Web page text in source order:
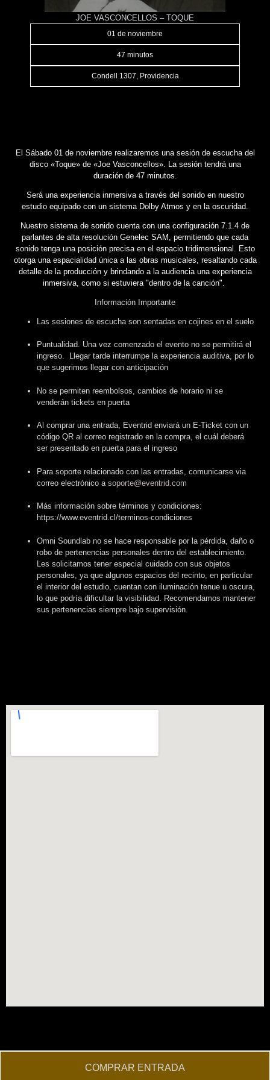
JOE VASCONCELLOS – TOQUE
01 de noviembre
47 minutos
Condell 1307, Providencia
El Sábado 01 de noviembre realizaremos una sesión de escucha del
disco «Toque» de «Joe Vasconcellos». La sesión tendrá una
duración de 47 minutos.
Será una experiencia inmersiva a través del sonido en nuestro
estudio equipado con un sistema Dolby Atmos y en la oscuridad.
Nuestro sistema de sonido cuenta con una configuración 7.1.4 de
parlantes de alta resolución Genelec SAM, permitiendo que cada
sonido tenga una posición precisa en el espacio tridimensional. Esto
otorga una espacialidad única a las obras musicales, resaltando cada
detalle de la producción y brindando a la audiencia una experiencia
inmersiva, como si estuviera "dentro de la canción".
Información Importante
Las sesiones de escucha son sentadas en cojines en el suelo
Puntualidad. Una vez comenzado el evento no se permitirá el
ingreso. Llegar tarde interrumpe la experiencia auditiva, por lo
que sugerimos llegar con anticipación
No se permiten reembolsos, cambios de horario ni se
venderán tickets en puerta
Al comprar una entrada, Eventrid enviará un E-Ticket con un
código QR al correo registrado en la compra, el cuál deberá
ser presentado en puerta para el ingreso
Para soporte relacionado con las entradas, comunicarse via
correo electrónico asoporte@eventrid.com
Más información sobre términos y condiciones:
https://www.eventrid.cl/terminos-condiciones
Omni Soundlab no se hace responsable por la pérdida, daño o
robo de pertenencias personales dentro del establecimiento.
Les solicitamos tener especial cuidado con sus objetos
personales, ya que algunos espacios del recinto, en particular
el interior del estudio, cuentan con iluminación tenue u oscura,
lo que podría dificultar la visibilidad. Recomendamos mantener
sus pertenencias siempre bajo supervisión.
COMPRAR ENTRADA